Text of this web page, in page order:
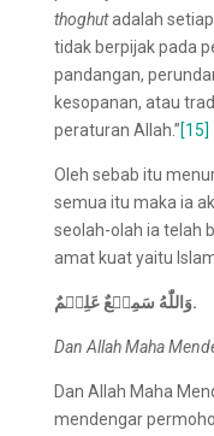
thoghutadalah
tidak berpijak pada
pandangan,
kesopanan, atau
peraturan Allah.”[15]
Oleh sebab itu
semua itu maka ia
seolah-olah ia telah
amat kuat yaitu
وَاللّٰهُ سَمِيۡعٌ عَلِيۡمٌ.
Dan Allah Maha
Dan Allah Maha
mendengar